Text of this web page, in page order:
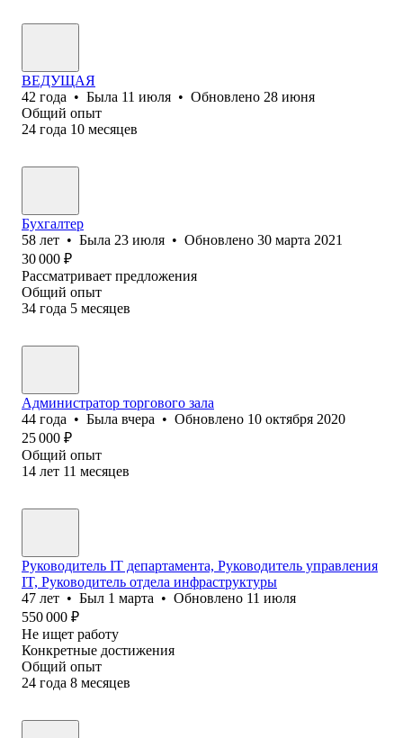
ВЕДУЩАЯ
42 года • Была 11 июля • Обновлено 28 июня
Общий опыт
24 года 10 месяцев
Бухгалтер
58 лет • Была 23 июля • Обновлено 30 марта 2021
30 000 ₽
Рассматривает предложения
Общий опыт
34 года 5 месяцев
Администратор торгового зала
44 года • Была вчера • Обновлено 10 октября 2020
25 000 ₽
Общий опыт
14 лет 11 месяцев
Руководитель IT департамента, Руководитель управления
IT, Руководитель отдела инфраструктуры
47 лет • Был 1 марта • Обновлено 11 июля
550 000 ₽
Не ищет работу
Конкретные достижения
Общий опыт
24 года 8 месяцев